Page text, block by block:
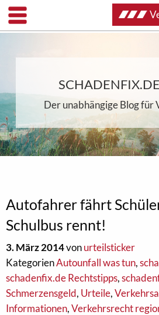
Der unabhängige Blog für
Autofahrer fährt
Schulbus rennt!
3. März 2014vonurteilsticker
KategorienAutounfall was tun,
schadenfix.de Rechtstipps,
Schmerzensgeld, Urteile,
Informationen,Verkehrsrecht